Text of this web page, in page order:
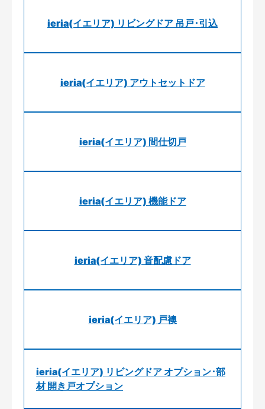
ieria(イエリア) リビングドア 吊戸･引込
ieria(イエリア) アウトセットドア
ieria(イエリア) 間仕切戸
ieria(イエリア) 機能ドア
ieria(イエリア) 音配慮ドア
ieria(イエリア) 戸襖
ieria(イエリア) リビングドア オプション･部
材 開き戸オプション